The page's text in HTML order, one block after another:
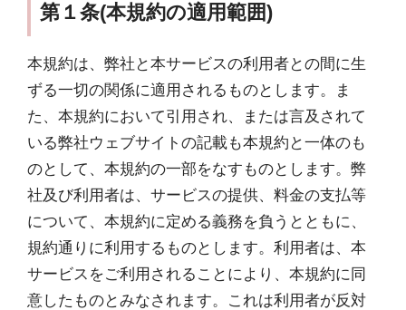
第１条(本規約の適用範囲)
本規約は、弊社と本サービスの利用者との間に生
ずる一切の関係に適用されるものとします。ま
た、本規約において引用され、または言及されて
いる弊社ウェブサイトの記載も本規約と一体のも
のとして、本規約の一部をなすものとします。弊
社及び利用者は、サービスの提供、料金の支払等
について、本規約に定める義務を負うとともに、
規約通りに利用するものとします。利用者は、本
サービスをご利用されることにより、本規約に同
意したものとみなされます。これは利用者が反対